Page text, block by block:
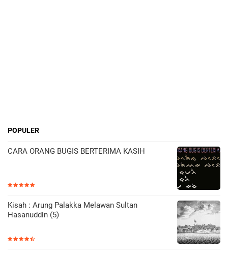
POPULER
CARA ORANG BUGIS BERTERIMA KASIH
Kisah : Arung Palakka Melawan Sultan
Hasanuddin (5)